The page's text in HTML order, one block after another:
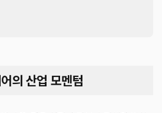
의 산업 모멘텀